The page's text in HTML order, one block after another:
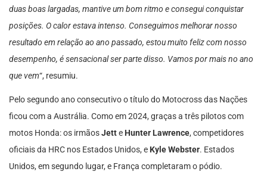
duas boas largadas, mantive um bom ritmo e consegui conquistar
posições. O calor estava intenso. Conseguimos melhorar nosso
resultado em relação ao ano passado, estou muito feliz com nosso
desempenho, é sensacional ser parte disso. Vamos por mais no ano
que vem“, resumiu.
Pelo segundo ano consecutivo o título do Motocross das Nações
ficou com a Austrália. Como em 2024, graças a três pilotos com
motos Honda: os irmãosJette Hunter Lawrence, competidores
oficiais da HRC nos Estados Unidos, e Kyle Webster. Estados
Unidos, em segundo lugar, e França completaram o pódio.